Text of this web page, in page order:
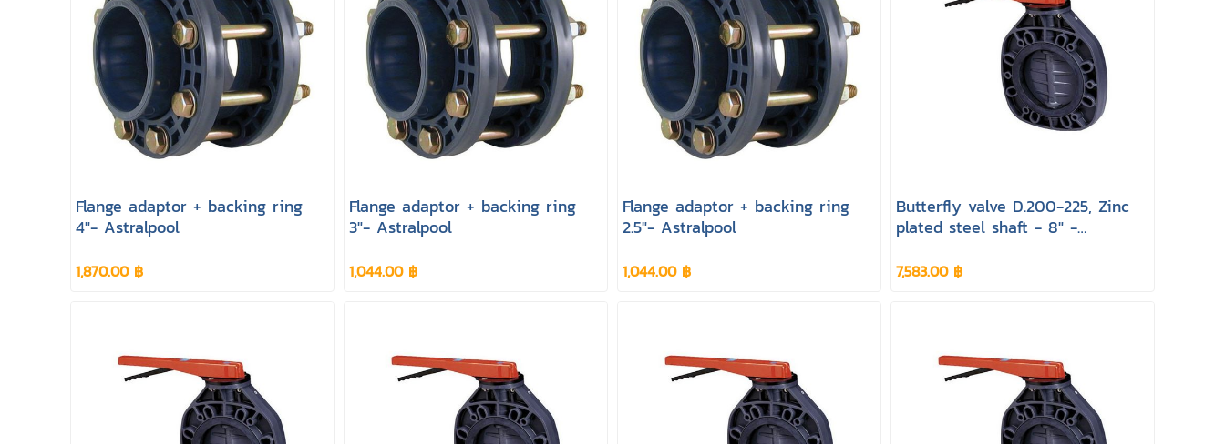
Flange adaptor + backing ring
4"- Astralpool
1,870.00 ฿
Flange adaptor + backing ring
3"- Astralpool
1,044.00 ฿
Flange adaptor + backing ring
2.5"- Astralpool
1,044.00 ฿
Butterfly valve D.200-225, Zinc
plated steel shaft - 8" -
7,583.00 ฿